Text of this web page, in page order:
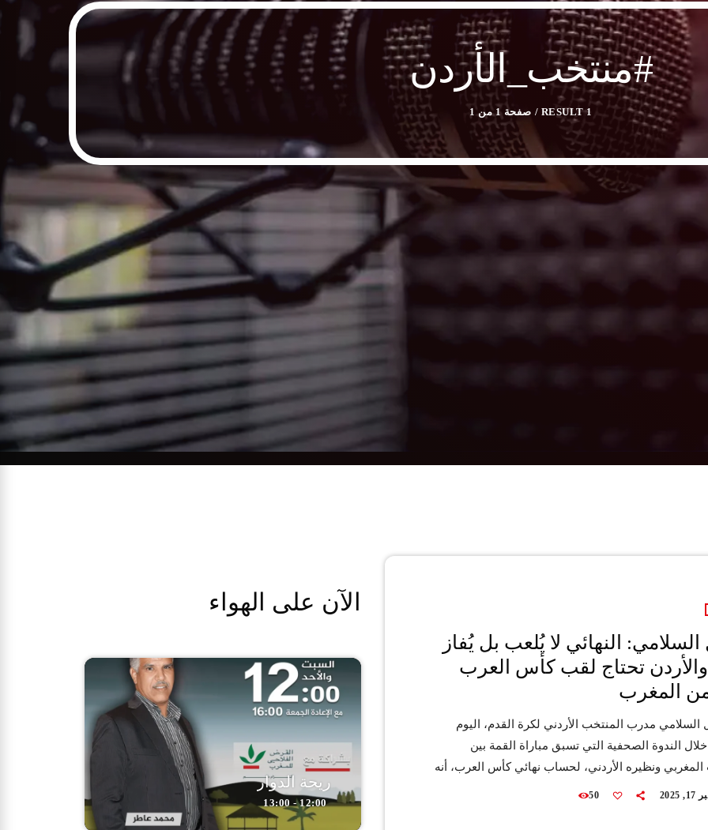
#منتخب_الأردن
1 RESULT / صفحة 1 من 1
النهائي لا يُلعب بل يُفاز
تحتاج لقب كأس العرب
من المغرب
السلامي مدرب المنتخب الأردني لكرة القدم، اليوم
خلال الندوة الصحفية التي تسبق مباراة القمة بين
المغربي ونظيره الأردني، لحساب نهائي كأس العرب، أنه
التتويج بلقب هذه البطولة. ونفى جمال السلامي بشكل
50
الآن على الهواء
ريحة الدوار
12:00 - 13:00